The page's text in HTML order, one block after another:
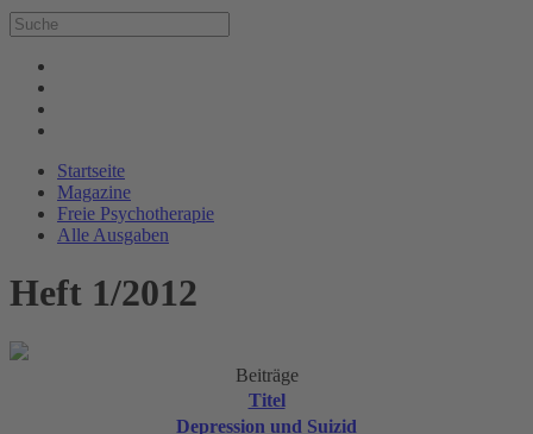
Startseite
Magazine
Freie Psychotherapie
Alle Ausgaben
Heft 1/2012
Beiträge
Titel
Depression und Suizid